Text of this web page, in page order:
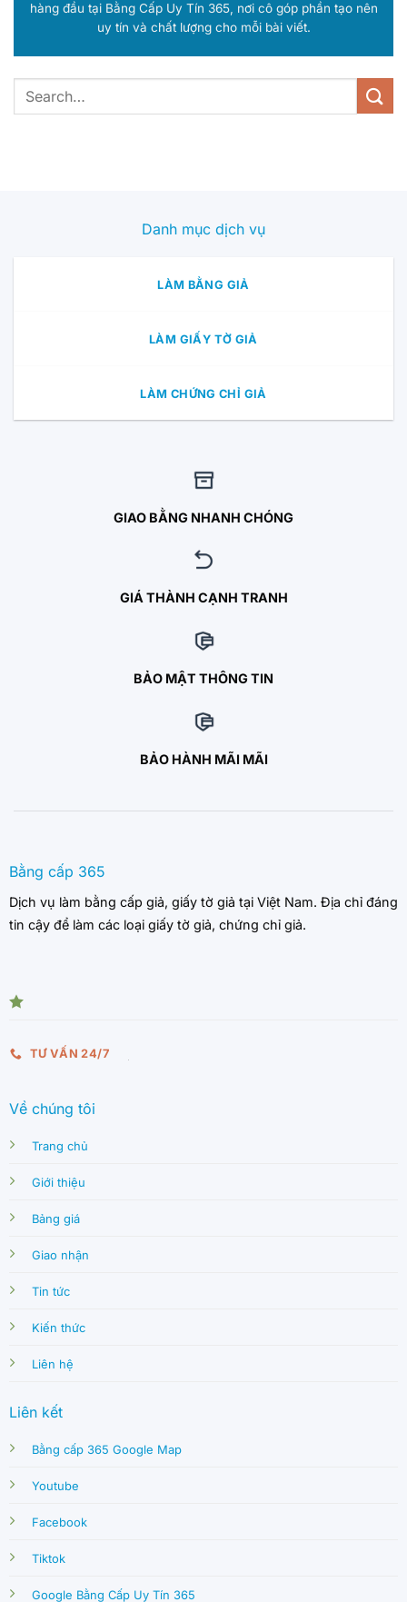
hàng đầu tại Bằng Cấp Uy Tín 365, nơi cô góp phần tạo nên
uy tín và chất lượng cho mỗi bài viết.
Danh mục dịch vụ
LÀM BẰNG GIẢ
LÀM GIẤY TỜ GIẢ
LÀM CHỨNG CHỈ GIẢ
GIAO BẰNG NHANH CHÓNG
GIÁ THÀNH CẠNH TRANH
BẢO MẬT THÔNG TIN
BẢO HÀNH MÃI MÃI
Bằng cấp 365
Dịch vụ làm bằng cấp giả, giấy tờ giả tại Việt Nam. Địa chỉ đáng
tin cậy để làm các loại giấy tờ giả, chứng chỉ giả.
TƯ VẤN 24/7
Về chúng tôi
Trang chủ
Giới thiệu
Bảng giá
Giao nhận
Tin tức
Kiến thức
Liên hệ
Liên kết
Bằng cấp 365 Google Map
Youtube
Facebook
Tiktok
Google Bằng Cấp Uy Tín 365